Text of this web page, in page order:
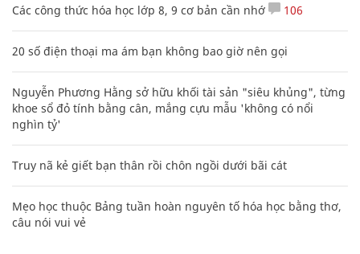
Các công thức hóa học lớp 8, 9 cơ bản cần nhớ 106
20 số điện thoại ma ám bạn không bao giờ nên gọi
Nguyễn Phương Hằng sở hữu khối tài sản "siêu khủng", từng
khoe sổ đỏ tính bằng cân, mắng cựu mẫu 'không có nổi
nghìn tỷ'
Truy nã kẻ giết bạn thân rồi chôn ngồi dưới bãi cát
Mẹo học thuộc Bảng tuần hoàn nguyên tố hóa học bằng thơ,
câu nói vui vẻ